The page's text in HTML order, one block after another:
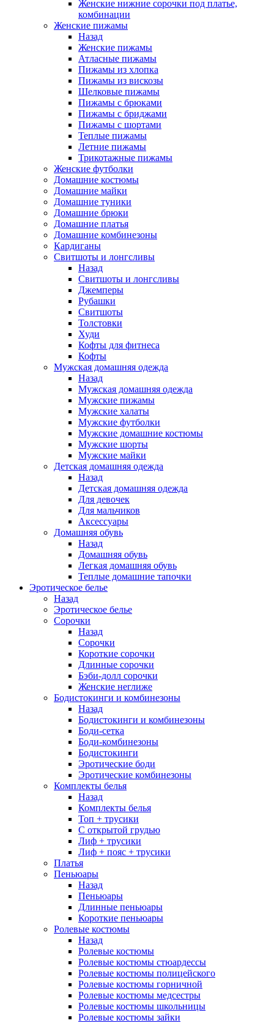
Женские нижние сорочки под платье,
комбинации
Женские пижамы
Назад
Женские пижамы
Атласные пижамы
Пижамы из хлопка
Пижамы из вискозы
Шелковые пижамы
Пижамы с брюками
Пижамы с бриджами
Пижамы с шортами
Теплые пижамы
Летние пижамы
Трикотажные пижамы
Женские футболки
Домашние костюмы
Домашние майки
Домашние туники
Домашние брюки
Домашние платья
Домашние комбинезоны
Кардиганы
Свитшоты и лонгсливы
Назад
Свитшоты и лонгсливы
Джемперы
Рубашки
Свитшоты
Толстовки
Худи
Кофты для фитнеса
Кофты
Мужская домашняя одежда
Назад
Мужская домашняя одежда
Мужские пижамы
Мужские халаты
Мужские футболки
Мужские домашние костюмы
Мужские шорты
Мужские майки
Детская домашняя одежда
Назад
Детская домашняя одежда
Для девочек
Для мальчиков
Аксессуары
Домашняя обувь
Назад
Домашняя обувь
Легкая домашняя обувь
Теплые домашние тапочки
Эротическое белье
Назад
Эротическое белье
Сорочки
Назад
Сорочки
Короткие сорочки
Длинные сорочки
Бэби-долл сорочки
Женские неглиже
Бодистокинги и комбинезоны
Назад
Бодистокинги и комбинезоны
Боди-сетка
Боди-комбинезоны
Бодистокинги
Эротические боди
Эротические комбинезоны
Комплекты белья
Назад
Комплекты белья
Топ + трусики
С открытой грудью
Лиф + трусики
Лиф + пояс + трусики
Платья
Пеньюары
Назад
Пеньюары
Длинные пеньюары
Короткие пеньюары
Ролевые костюмы
Назад
Ролевые костюмы
Ролевые костюмы стюардессы
Ролевые костюмы полицейского
Ролевые костюмы горничной
Ролевые костюмы медсестры
Ролевые костюмы школьницы
Ролевые костюмы зайки